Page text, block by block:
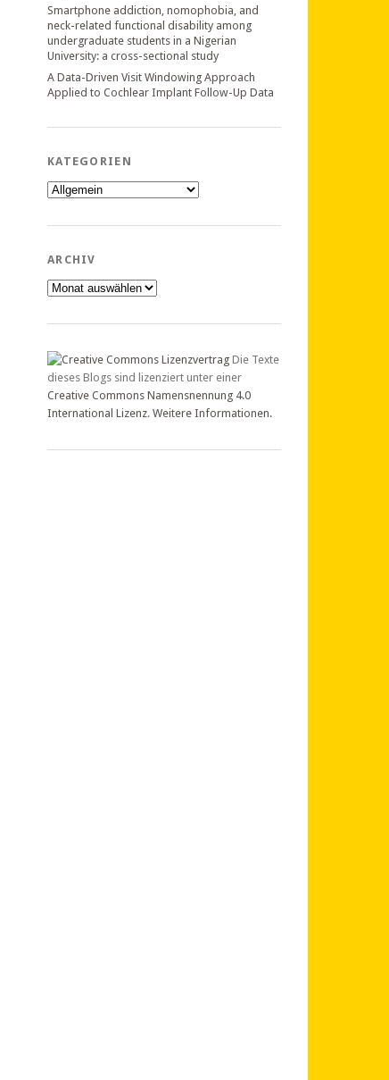
Smartphone addiction, nomophobia, and
neck-related functional disability among
undergraduate students in a Nigerian
University: a cross-sectional study
A Data-Driven Visit Windowing Approach
Applied to Cochlear Implant Follow-Up Data
KATEGORIEN
Kategorien
ARCHIV
Archiv
Die Texte
dieses Blogs sind lizenziert unter einer
Creative Commons Namensnennung 4.0
International Lizenz. Weitere Informationen.